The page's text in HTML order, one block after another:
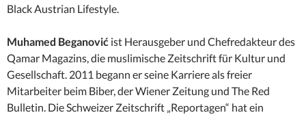
Black Austrian Lifestyle.
Muhamed Beganović ist Herausgeber und Chefredakteur des
Qamar Magazins, die muslimische Zeitschrift für Kultur und
Gesellschaft. 2011 begann er seine Karriere als freier
Mitarbeiter beim Biber, der Wiener Zeitung und The Red
Bulletin. Die Schweizer Zeitschrift „Reportagen“ hat ein